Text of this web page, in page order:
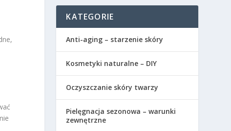
KATEGORIE
Anti-aging – starzenie skóry
Kosmetyki naturalne – DIY
Oczyszczanie skóry twarzy
Pielęgnacja sezonowa – warunki
zewnętrzne